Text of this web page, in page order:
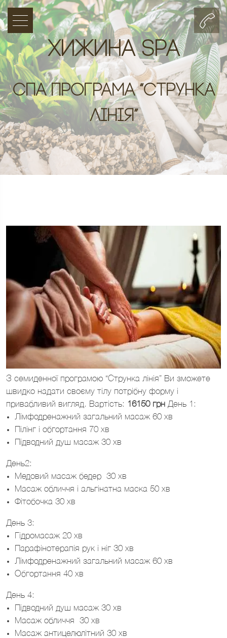
Хижина SPA
Спа програма “Струнка
лінія”
З семиденної програмою “Струнка лінія” Ви зможете
швидко надати своєму тілу потрібну форму і
привабливий вигляд. Вартість: 16150 грн День 1:
Лімфодренажний загальний масаж 60 хв
Пілінг і обгортання 70 хв
Підводний душ масаж 30 хв
День2:
Медовий масаж бедер 30 хв
Масаж обличчя і альгінатна маска 50 хв
Фітобочка 30 хв
День 3:
Гідромасаж 20 хв
Парафінотерапія рук і ніг 30 хв
Лімфодренажний загальний масаж 60 хв
Обгортання 40 хв
День 4:
Підводний душ масаж 30 хв
Масаж обличчя 30 хв
Масаж антицелюлітний 30 хв